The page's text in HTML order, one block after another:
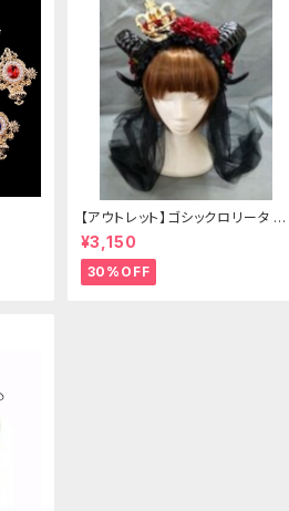
【アウトレット】ゴシックロリータ ゴ
ールドクラウン＆ホーン(ヴェール
付き)
¥3,150
30%OFF